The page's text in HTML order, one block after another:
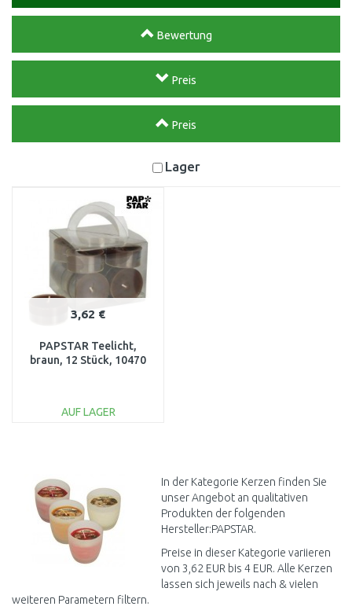
Bewertung
Preis
Preis
Lager
3,62 €
PAPSTAR Teelicht,
braun, 12 Stück, 10470
AUF LAGER
In der Kategorie Kerzen finden Sie
unser Angebot an qualitativen
Produkten der folgenden
Hersteller:PAPSTAR.
Preise in dieser Kategorie variieren
von 3,62 EUR bis 4 EUR. Alle Kerzen
lassen sich jeweils nach & vielen
weiteren Parametern filtern.